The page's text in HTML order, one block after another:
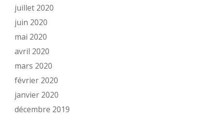
juillet 2020
juin 2020
mai 2020
avril 2020
mars 2020
février 2020
janvier 2020
décembre 2019